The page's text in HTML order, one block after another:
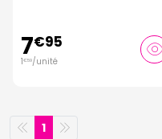
7€95
1€59/unité
1